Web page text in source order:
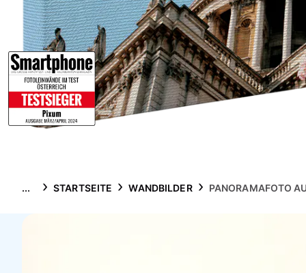
... STARTSEITE WANDBILDER PANORAMAFOTO